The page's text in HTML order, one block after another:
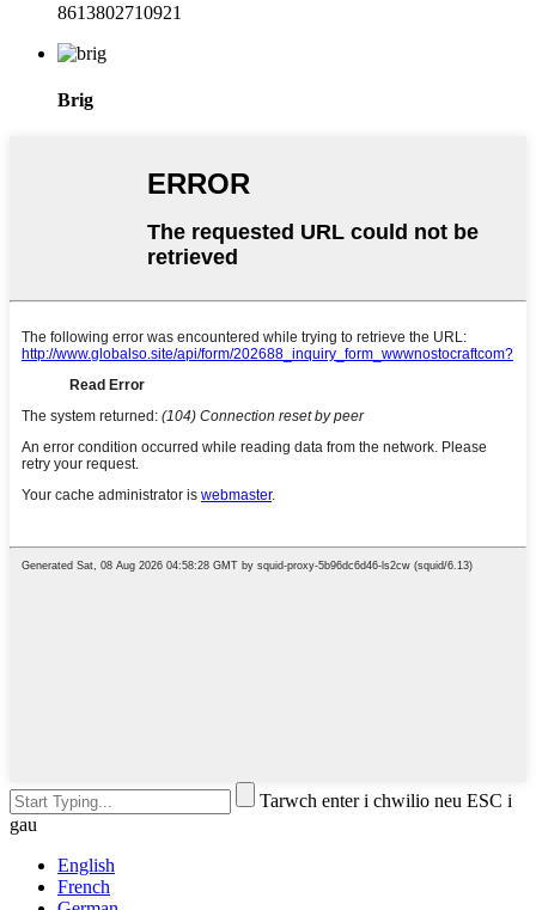
8613802710921
Brig
Tarwch enter i chwilio neu ESC i
gau
English
French